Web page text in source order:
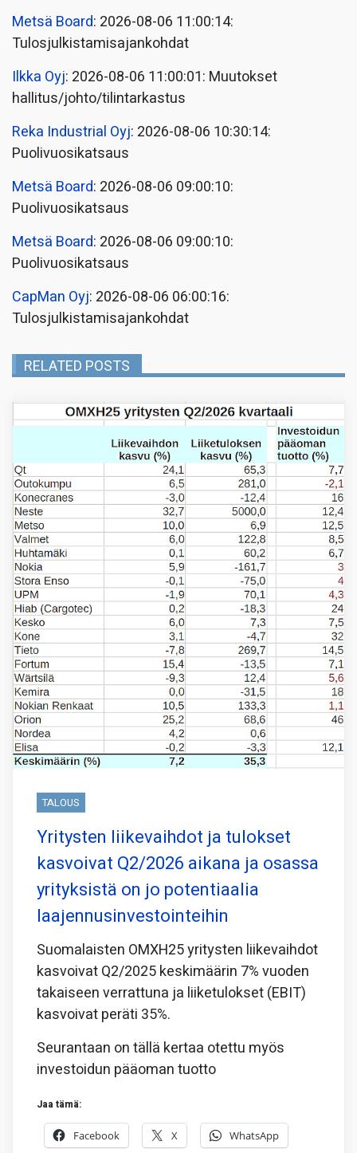
Metsä Board: 2026-08-06 11:00:14:
Tulosjulkistamisajankohdat
Ilkka Oyj: 2026-08-06 11:00:01: Muutokset
hallitus/johto/tilintarkastus
Reka Industrial Oyj: 2026-08-06 10:30:14:
Puolivuosikatsaus
Metsä Board: 2026-08-06 09:00:10:
Puolivuosikatsaus
Metsä Board: 2026-08-06 09:00:10:
Puolivuosikatsaus
CapMan Oyj: 2026-08-06 06:00:16:
Tulosjulkistamisajankohdat
RELATED POSTS
TALOUS
Yritysten liikevaihdot ja tulokset
kasvoivat Q2/2026 aikana ja osassa
yrityksistä on jo potentiaalia
laajennusinvestointeihin
Suomalaisten OMXH25 yritysten liikevaihdot
kasvoivat Q2/2025 keskimäärin 7% vuoden
takaiseen verrattuna ja liiketulokset (EBIT)
kasvoivat peräti 35%.
Seurantaan on tällä kertaa otettu myös
investoidun pääoman tuotto
Jaa tämä:
Facebook X WhatsApp